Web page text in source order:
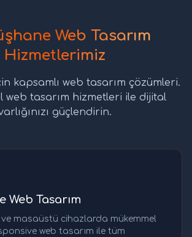
Web Tasarım
Hizmetlerimiz
kapsamlı web tasarım çözümleri.
web tasarım hizmetleri ile dijital
güçlendirin.
Web Tasarım
masaüstü cihazlarda mükemmel
web tasarım ile tüm